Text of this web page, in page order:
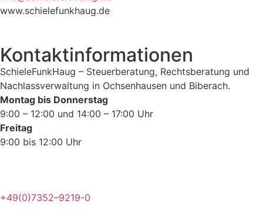
www.schielefunkhaug.de
Kontaktinformationen
SchieleFunkHaug – Steuerberatung, Rechtsberatung und
Nachlassverwaltung in Ochsenhausen und Biberach.
Montag bis Donnerstag
9:00 – 12:00 und 14:00 – 17:00 Uhr
Freitag
9:00 bis 12:00 Uhr
+49(0)7352–9219-0